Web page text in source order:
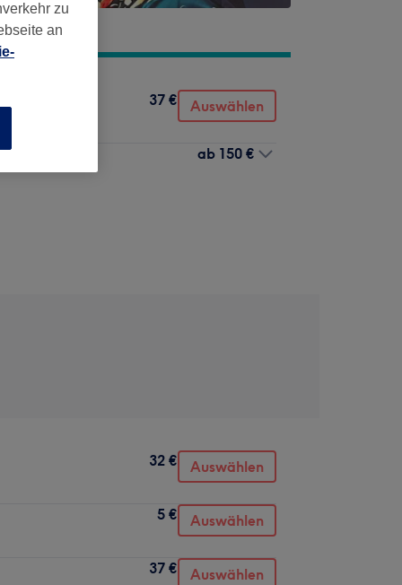
37 € Auswählen
ab 150 €
32 € Auswählen
5 € Auswählen
37 € Auswählen
zu
an